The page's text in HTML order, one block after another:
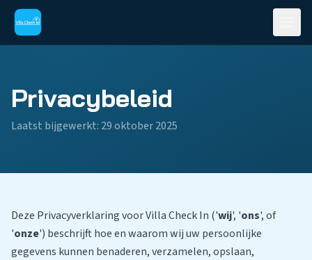
Privacybeleid
Laatst bijgewerkt: 29 oktober 2025
Deze Privacyverklaring voor Villa Check In ('wij', 'ons', of
'onze') beschrijft hoe en waarom wij uw persoonlijke
gegevens kunnen benaderen, verzamelen, opslaan,